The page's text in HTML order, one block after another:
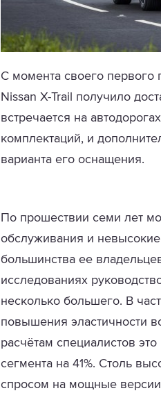
С момента своего
Nissan X-Trail получило
встречается на
комплектаций, и
варианта его оснащения.
По прошествии семи лет
обслуживания и
большинства ее
исследованиях
несколько большего. В
повышения эластичности
расчётам специалистов
сегмента на 41%. Столь
спросом на мощные